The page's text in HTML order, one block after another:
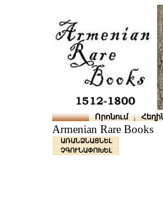
Որոնում
Armenian Rare Books
ԱՌԱՆՁՆԱՑՆԵԼ
ՉԳՈՒՆԱՓՈԽԵԼ